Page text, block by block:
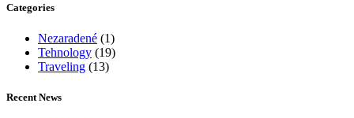
Categories
Nezaradené (1)
Tehnology (19)
Traveling (13)
Recent News